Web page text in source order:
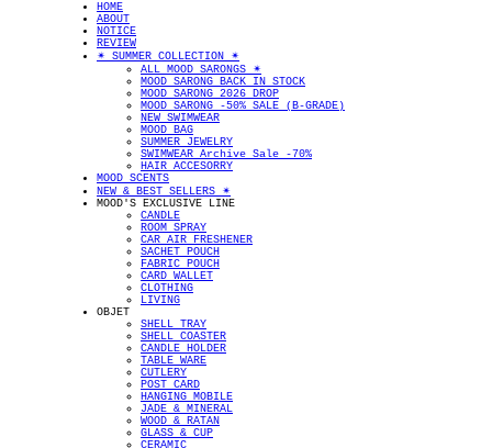
HOME
ABOUT
NOTICE
REVIEW
✴︎ SUMMER COLLECTION ✴︎
ALL MOOD SARONGS ✴︎
MOOD SARONG BACK IN STOCK
MOOD SARONG 2026 DROP
MOOD SARONG -50% SALE (B-GRADE)
NEW SWIMWEAR
MOOD BAG
SUMMER JEWELRY
SWIMWEAR Archive Sale -70%
HAIR ACCESORRY
MOOD SCENTS
NEW & BEST SELLERS ✴︎
MOOD'S EXCLUSIVE LINE
CANDLE
ROOM SPRAY
CAR AIR FRESHENER
SACHET POUCH
FABRIC POUCH
CARD WALLET
CLOTHING
LIVING
OBJET
SHELL TRAY
SHELL COASTER
CANDLE HOLDER
TABLE WARE
CUTLERY
POST CARD
HANGING MOBILE
JADE & MINERAL
WOOD & RATAN
GLASS & CUP
CERAMIC